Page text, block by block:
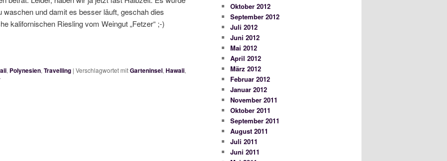
und damit es besser läuft, geschah dies
kalifornischen Riesling vom Weingut „Fetzer“ ;-)
, Polynesien, Travelling | Verschlagwortet mitGarteninsel, Hawaii,
Oktober 2012
September 2012
Juli 2012
Juni 2012
Mai 2012
April 2012
März 2012
Februar 2012
Januar 2012
November 2011
Oktober 2011
September 2011
August 2011
Juli 2011
Juni 2011